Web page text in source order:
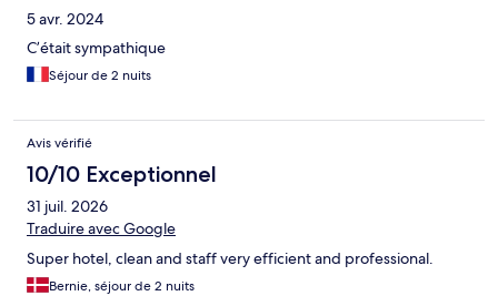
5 avr. 2024
C’était sympathique
Séjour de 2 nuits
Avis vérifié
10/10 Exceptionnel
31 juil. 2026
Traduire avec Google
Super hotel, clean and staff very efficient and professional.
Bernie, séjour de 2 nuits